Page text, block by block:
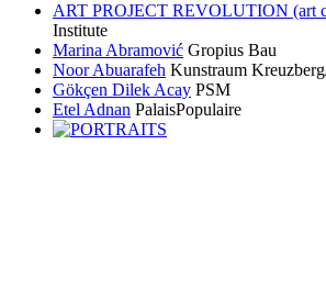
ART PROJECT REVOLUTION (art
Institute
Marina Abramović Gropius Bau
Noor Abuarafeh Kunstraum
Gökçen Dilek Acay PSM
Etel Adnan PalaisPopulaire